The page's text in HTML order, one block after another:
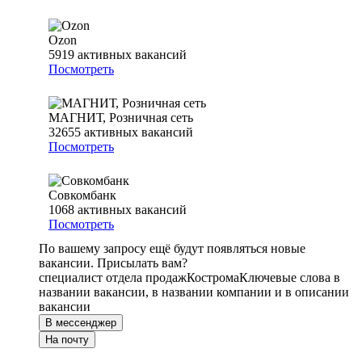
Ozon
5919 активных вакансий
Посмотреть
МАГНИТ, Розничная сеть
32655 активных вакансий
Посмотреть
Совкомбанк
1068 активных вакансий
Посмотреть
По вашему запросу ещё будут появляться новые
вакансии. Присылать вам?
специалист отдела продажКостромаКлючевые слова в
названии вакансии, в названии компании и в описании
вакансии
В мессенджер
На почту